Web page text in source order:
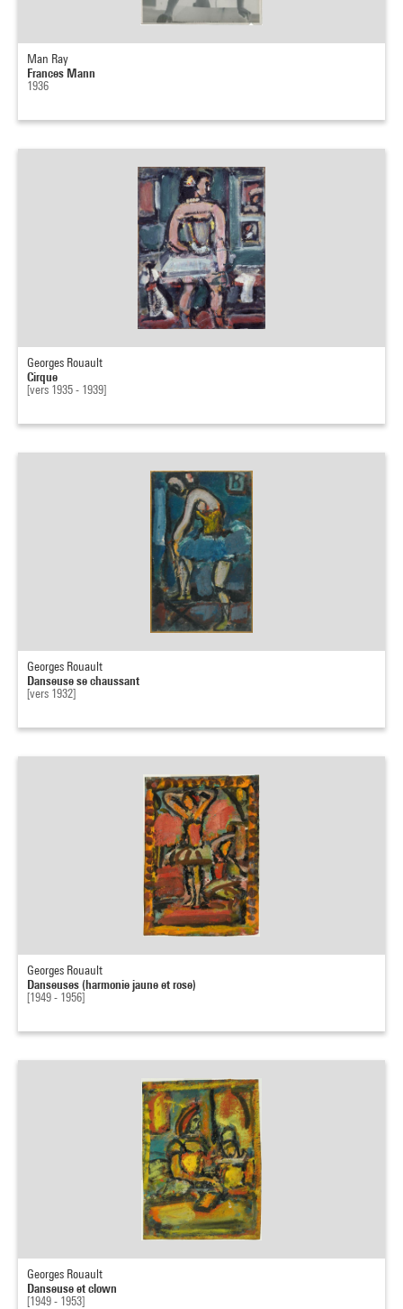
Man Ray
Frances Mann
1936
Georges Rouault
Cirque
[vers 1935 - 1939]
Georges Rouault
Danseuse se chaussant
[vers 1932]
Georges Rouault
Danseuses (harmonie jaune et rose)
[1949 - 1956]
Georges Rouault
Danseuse et clown
[1949 - 1953]